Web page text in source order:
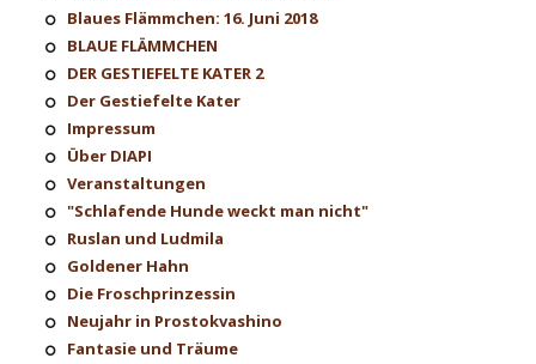
Blaues Flämmchen: 16. Juni 2018
BLAUE FLÄMMCHEN
DER GESTIEFELTE KATER 2
Der Gestiefelte Kater
Impressum
Über DIAPI
Veranstaltungen
"Schlafende Hunde weckt man nicht"
Ruslan und Ludmila
Goldener Hahn
Die Froschprinzessin
Neujahr in Prostokvashino
Fantasie und Träume